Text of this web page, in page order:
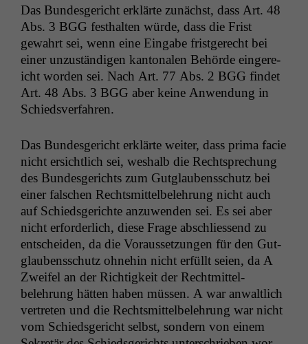
Das Bun­des­gericht erk­lärte zunächst, dass Art. 48
Abs. 3 BGG fes­thal­ten würde, dass die Frist
gewahrt sei, wenn eine Eingabe frist­gerecht bei
ein­er unzuständi­gen kan­tonalen Behörde ein­gere­
icht wor­den sei. Nach Art. 77 Abs. 2 BGG find­et
Art. 48 Abs. 3 BGG aber keine Anwen­dung in
Schiedsverfahren.
Das Bun­des­gericht erk­lärte weit­er, dass pri­ma facie
nicht ersichtlich sei, weshalb die Recht­sprechung
des Bun­des­gerichts zum Gut­glaubenss­chutz bei
ein­er falschen Rechtsmit­tel­belehrung nicht auch
auf Schieds­gerichte anzuwen­den sei. Es sei aber
nicht erforder­lich, diese Frage abschliessend zu
entschei­den, da die Voraus­set­zun­gen für den Gut­
glaubenss­chutz ohne­hin nicht erfüllt seien, da A
Zweifel an der Richtigkeit der Recht­mit­tel­
belehrung hät­ten haben müssen. A war anwaltlich
vertreten und die Rechtsmit­tel­belehrung war nicht
vom Schieds­gericht selb­st, son­dern von einem
Notwendige
Cookies
Diese
Cookies sind
nicht
optional, es
korrekt
angezeigt
werden kann.
Statistiken
Um unsere
Website zu
verbessern,
zeichnen
wir
anonyme
statistische
Daten auf.